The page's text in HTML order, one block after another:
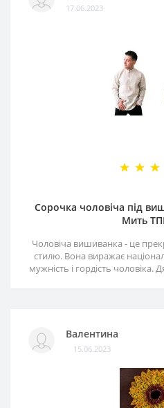
17.06.2023
Сорочка чоловіча під
Мить
Чоловіча вишиванка - це
стилю. Вона виражає
мужність і гордість
Валентина
15.06.2023